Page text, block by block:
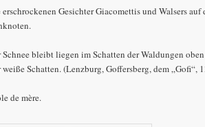
erschrockenen Gesichter Giacomettis und Walsers
Schnee bleibt liegen im Schatten der Waldungen
weiße Schatten. (Lenzburg, Goffersberg, dem „Gofi“,
de mère.